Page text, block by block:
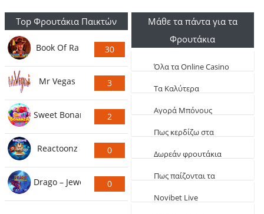
Top Φρουτάκια Παικτών
Book Of Ra
30
Ψήφους
Mr Vegas
3
Ψήφους
Sweet Bonanza
2
Ψήφους
Reactoonz
0
Ψήφους
Drago – Jewels of Fortune
0
Ψήφους
Μάθε τα πάντα για τα
Φρουτάκια
Όλα τα Online Casino
Live
Τα Καλύτερα
Φρουτάκια (Τα πιο
Aγορά Μπόνους
Φρουτάκια: Τα
Πως κερδίζω στα
φρουτάκια
Δωρεάν φρουτάκια
EGT
Πως παίζονται τα
φρουτάκια
Novibet Live